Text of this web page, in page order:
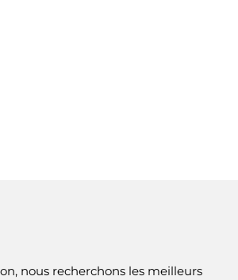
nous recherchons les meilleurs